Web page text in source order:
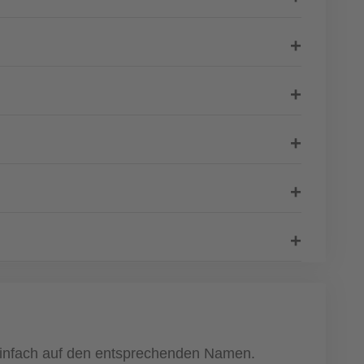
auf den entsprechenden Namen.